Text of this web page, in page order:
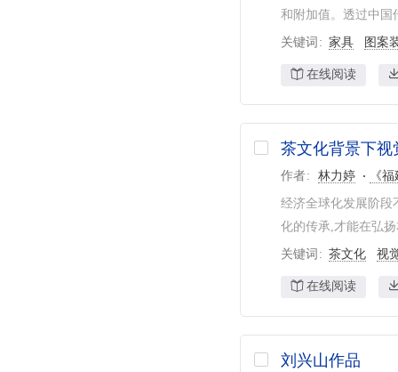
和附加值。透过中国
关键词 家具 图案
在线阅读
茶文化背景下
作者 林力婷 《
经济全球化发展阶段
化的传承,才能在弘
关键词 茶文化 视
在线阅读
刘兴山作品